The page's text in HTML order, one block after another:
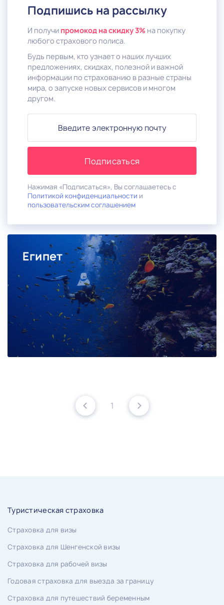
Подпишись на рассылку
И получи промокод на скидку 3% на покупку
любого страхового полиса.
Будь первым, кто узнает о наших лучших
предложениях, скидках, полезной и важной
информации по страхованию в разные страны
мира, о запуске новых сервисов и многом
другом.
Нажимая «Подписаться», Вы соглашаетесь с
Политикой конфиденциальности и
пользовательским соглашением
Египет
1
Туристическая страховка
Страховка для визы
Страховка для Шенгенской визы
Страховка для рабочей визы
Годовая страховка для выезда за границу
Страховка для путешествий беременным